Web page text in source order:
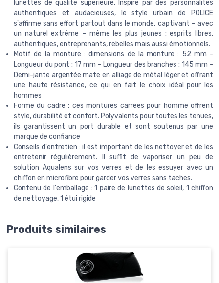
lunettes de qualité supérieure. Inspiré par des personnalités
authentiques et audacieuses, le style urbain de POLICE
s'affirme sans effort partout dans le monde, captivant – avec
un naturel extrême – même les plus jeunes : esprits libres,
authentiques, entreprenants, rebelles mais aussi émotionnels.
Motif de la monture : dimensions de la monture : 52 mm -
Longueur du pont : 17 mm - Longueur des branches : 145 mm -
Demi-jante argentée mate en alliage de métal léger et offrant
une haute résistance, ce qui en fait le choix idéal pour les
hommes
Forme du cadre : ces montures carrées pour homme offrent
style, durabilité et confort. Polyvalents pour toutes les tenues,
ils garantissent un port durable et sont soutenus par une
marque de confiance
Conseils d'entretien : il est important de les nettoyer et de les
entretenir régulièrement. Il suffit de vaporiser un peu de
solution Aqualens sur vos verres et de les essuyer avec un
chiffon en microfibre pour garder vos verres sans taches.
Contenu de l'emballage : 1 paire de lunettes de soleil, 1 chiffon
de nettoyage, 1 étui rigide
Produits similaires